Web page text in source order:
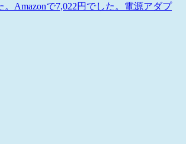
Amazonで7,022円でした。電源アダプ